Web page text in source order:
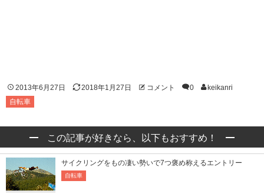
2013年6月27日 2018年1月27日 コメント 0
keikanri
自転車
この記事が好きなら、以下もおすすめ！
サイクリングをもの凄い勢いで7つ褒め称えるエントリー
自転車